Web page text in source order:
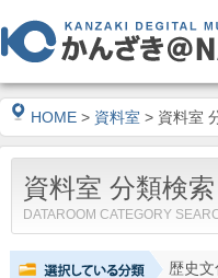
HOME > 資料室 > 資料室
資料室 分類検索
DATAROOM CATEGORY
歴史